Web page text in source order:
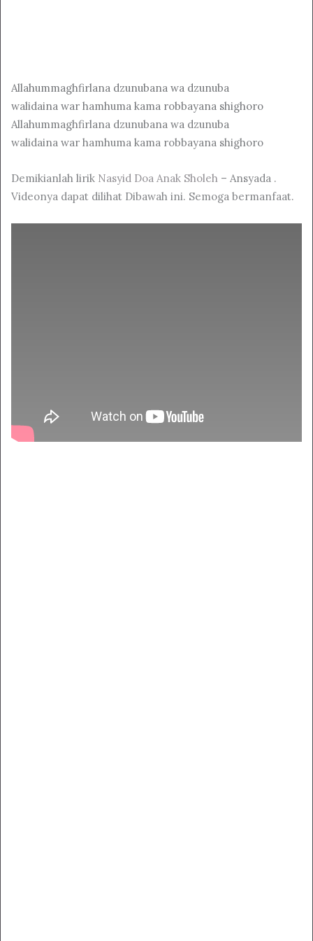
Allahummaghfirlana dzunubana wa dzunuba
walidaina war hamhuma kama robbayana shighoro
Allahummaghfirlana dzunubana wa dzunuba
walidaina war hamhuma kama robbayana shighoro
Demikianlah lirik Nasyid Doa Anak Sholeh – Ansyada .
Videonya dapat dilihat Dibawah ini. Semoga bermanfaat.